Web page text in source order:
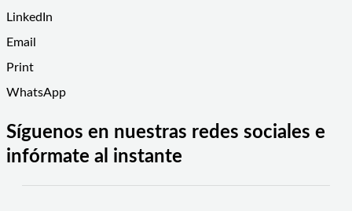
LinkedIn
Email
Print
WhatsApp
Síguenos en nuestras redes sociales e
infórmate al instante